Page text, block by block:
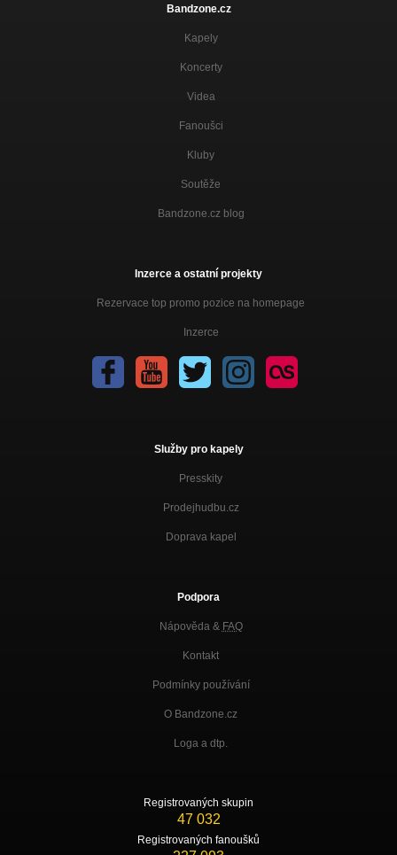
Bandzone.cz
Kapely
Koncerty
Videa
Fanoušci
Kluby
Soutěže
Bandzone.cz blog
Inzerce a ostatní projekty
Rezervace top promo pozice na homepage
Inzerce
Služby pro kapely
Presskity
Prodejhudbu.cz
Doprava kapel
Podpora
Nápověda & FAQ
Kontakt
Podmínky používání
O Bandzone.cz
Loga a dtp.
Registrovaných skupin
47 032
Registrovaných fanoušků